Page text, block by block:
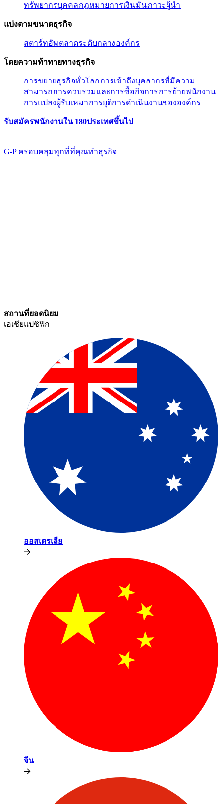
ทรัพยากรบุคคล​​กฎหมาย​​การเงิน​​มัน​​ภาวะผู้นํา​​
แบ่งตามขนาดธุรกิจ​​
สตาร์ทอัพ​​ตลาดระดับกลาง​​องค์กร​​
โดยความท้าทายทางธุรกิจ​​
การขยายธุรกิจทั่วโลก​​การเข้าถึงบุคลากรที่มีความ
สามารถ​​การควบรวมและการซื้อกิจการ​​การย้ายพนักงาน​​
การแปลงผู้รับเหมา​​การยุติการดำเนินงานขององค์กร​​
รับสมัครพนักงานใน 180ประเทศขึ้นไป​​
G-P ครอบคลุมทุกที่ที่คุณทําธุรกิจ​​
สถานที่ยอดนิยม​​
เอเชียแปซิฟิก​​
ออสเตรเลีย​​
จีน​​